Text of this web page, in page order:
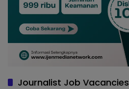
Journalist Job Vacancies